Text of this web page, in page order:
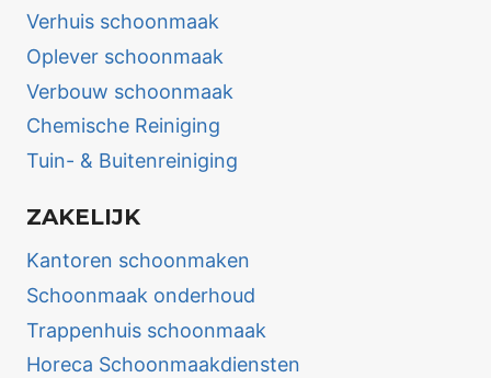
Verhuis schoonmaak
Oplever schoonmaak
Verbouw schoonmaak
Chemische Reiniging
Tuin- & Buitenreiniging
ZAKELIJK
Kantoren schoonmaken
Schoonmaak onderhoud
Trappenhuis schoonmaak
Horeca Schoonmaakdiensten